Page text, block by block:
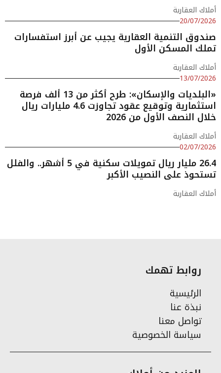
أملاك العقارية
20/07/2026
صندوق التنمية العقارية يجيب عن أبرز استفسارات
تملك المسكن الأول
أملاك العقارية
13/07/2026
«البلديات والإسكان»: طرح أكثر من 13 ألف فرصة
استثمارية وتوقيع عقود تجاوزت 4.6 مليارات ريال
خلال النصف الأول من 2026
أملاك العقارية
02/07/2026
26.4 مليار ريال تمويلات سكنية في 5 أشهر.. والفلل
تستحوذ على النصيب الأكبر
أملاك العقارية
روابط تهمك
الرئيسية
نبذة عنا
تواصل معنا
سياسة الخصوصية